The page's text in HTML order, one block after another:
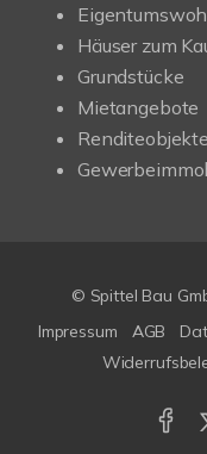
Häuser zum
Grundstücke
Mietangebote
Renditeobjekte
© Spittel Bau
Impressum
AGB